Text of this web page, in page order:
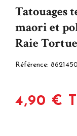
Tatouages
maori et
Raie Tortue
Référence: 8621450
4,90 €